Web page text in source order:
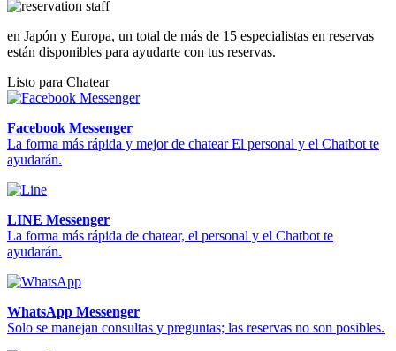
en Japón y Europa, un total de más de 15 especialistas en reservas
están disponibles para ayudarte con tus reservas.
Listo para Chatear
Facebook Messenger
La forma más rápida y mejor de chatear El personal y el Chatbot te
ayudarán.
LINE Messenger
La forma más rápida de chatear, el personal y el Chatbot te
ayudarán.
WhatsApp Messenger
Solo se manejan consultas y preguntas; las reservas no son posibles.